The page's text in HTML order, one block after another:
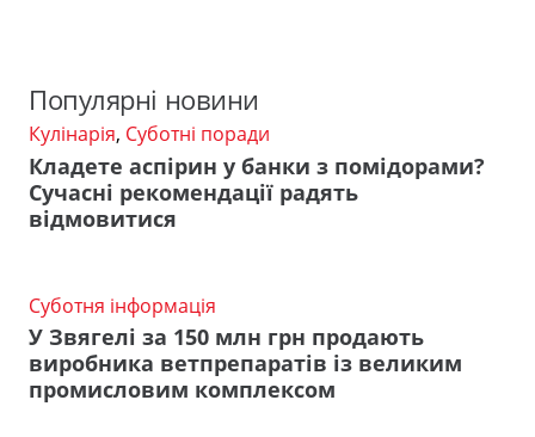
Популярні новини
Кулінарія, Суботні поради
Кладете аспірин у банки з помідорами?
Сучасні рекомендації радять
відмовитися
Суботня інформація
У Звягелі за 150 млн грн продають
виробника ветпрепаратів із великим
промисловим комплексом